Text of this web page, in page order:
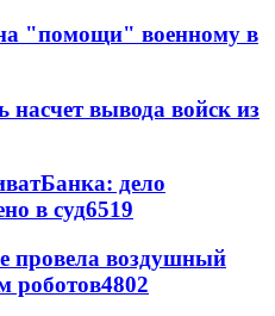
"помощи" военному в
вывода войск из
дело
в суд6519
провела воздушный
роботов4802